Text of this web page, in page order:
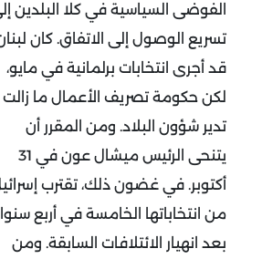
الفوضى السياسية في كلا البلدين
تسريع الوصول إلى الاتفاق. كان
قد أجرى انتخابات برلمانية في مايو،
لكن حكومة تصريف الأعمال ما زالت
تدير شؤون البلاد. ومن المقرر أن
يتنحى الرئيس ميشال عون في 31
أكتوبر. في غضون ذلك، تقترب
من انتخاباتها الخامسة في أربع
بعد انهيار الائتلافات السابقة. ومن
ظرف